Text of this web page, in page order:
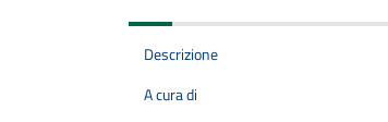
Descrizione
A cura di